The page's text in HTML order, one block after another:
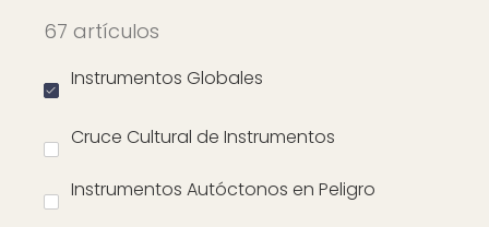
67 artículos
Instrumentos Globales
Cruce Cultural de Instrumentos
Instrumentos Autóctonos en Peligro